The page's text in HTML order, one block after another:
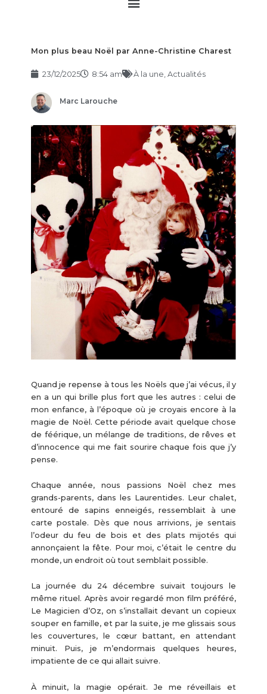
Mon plus beau Noël par Anne-Christine Charest
23/12/2025 8:54 am À la une Actualités
Marc Larouche
Quand je repense à tous les Noëls que j’ai vécus, il y
en a un qui brille plus fort que les autres : celui de
mon enfance, à l’époque où je croyais encore à la
magie de Noël. Cette période avait quelque chose
de féérique, un mélange de traditions, de rêves et
d’innocence qui me fait sourire chaque fois que j’y
pense.
Chaque année, nous passions Noël chez mes
grands-parents, dans les Laurentides. Leur chalet,
entouré de sapins enneigés, ressemblait à une
carte postale. Dès que nous arrivions, je sentais
l’odeur du feu de bois et des plats mijotés qui
annonçaient la fête. Pour moi, c’était le centre du
monde, un endroit où tout semblait possible.
La journée du 24 décembre suivait toujours le
même rituel. Après avoir regardé mon film préféré,
Le Magicien d’Oz, on s’installait devant un copieux
souper en famille, et par la suite, je me glissais sous
les couvertures, le cœur battant, en attendant
minuit. Puis, je m’endormais quelques heures,
impatiente de ce qui allait suivre.
À minuit, la magie opérait. Je me réveillais et